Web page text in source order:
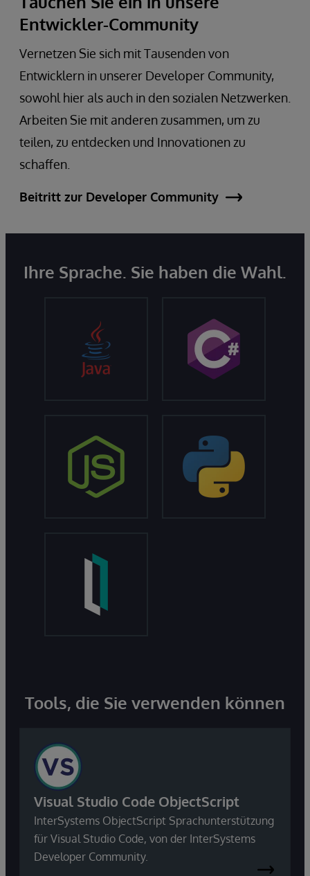
Entwickler-Community
Vernetzen Sie sich mit Tausenden von
Entwicklern in unserer Developer Community,
sowohl hier als auch in den sozialen Netzwerken.
Arbeiten Sie mit anderen zusammen, um zu
teilen, zu entdecken und Innovationen zu
schaffen.
Beitritt zur Developer Community
Ihre Sprache. Sie haben die Wahl.
Tools, die Sie verwenden können
Visual Studio Code ObjectScript
InterSystems ObjectScript Sprachunterstützung
für Visual Studio Code, von der InterSystems
Developer Community.